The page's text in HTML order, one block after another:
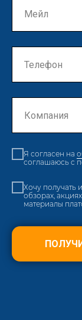
Я согласен на
соглашаюсь c
Хочу получать
обзорах,
материалы